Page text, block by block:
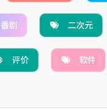
番剧 二次元
评价 软件